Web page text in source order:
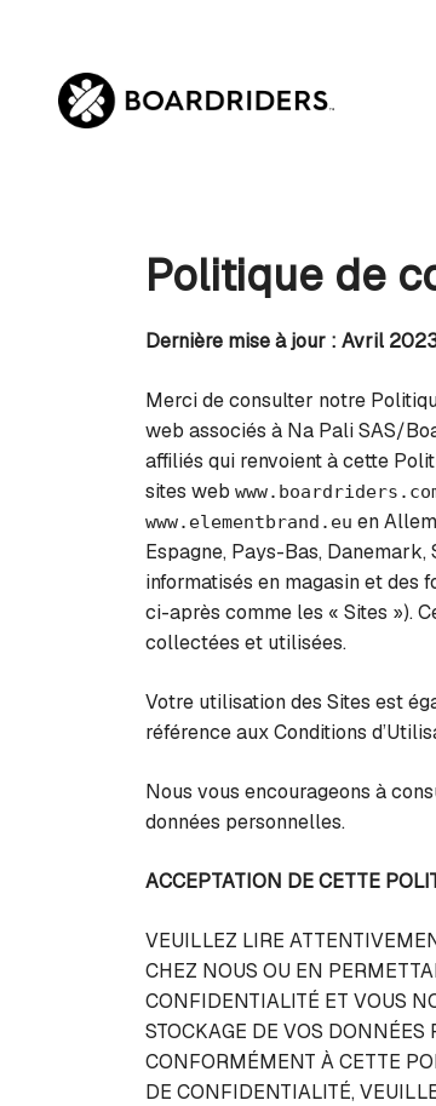
contenu
Politique de
Dernière mise à jour : Avril
Merci de consulter notre
web associés à Na Pali SAS/
affiliés qui renvoient à cette
sites web
www.elementbrand.eu en
Espagne, Pays-Bas,
informatisés en magasin et des
ci-après comme les « Sites »).
collectées et utilisées.
Votre utilisation des Sites est
référence aux Conditions
Nous vous encourageons à
données personnelles.
ACCEPTATION DE CETTE
VEUILLEZ LIRE
CHEZ NOUS OU EN
CONFIDENTIALITÉ ET VOUS
STOCKAGE DE VOS
CONFORMÉMENT À CETTE
DE CONFIDENTIALITÉ,